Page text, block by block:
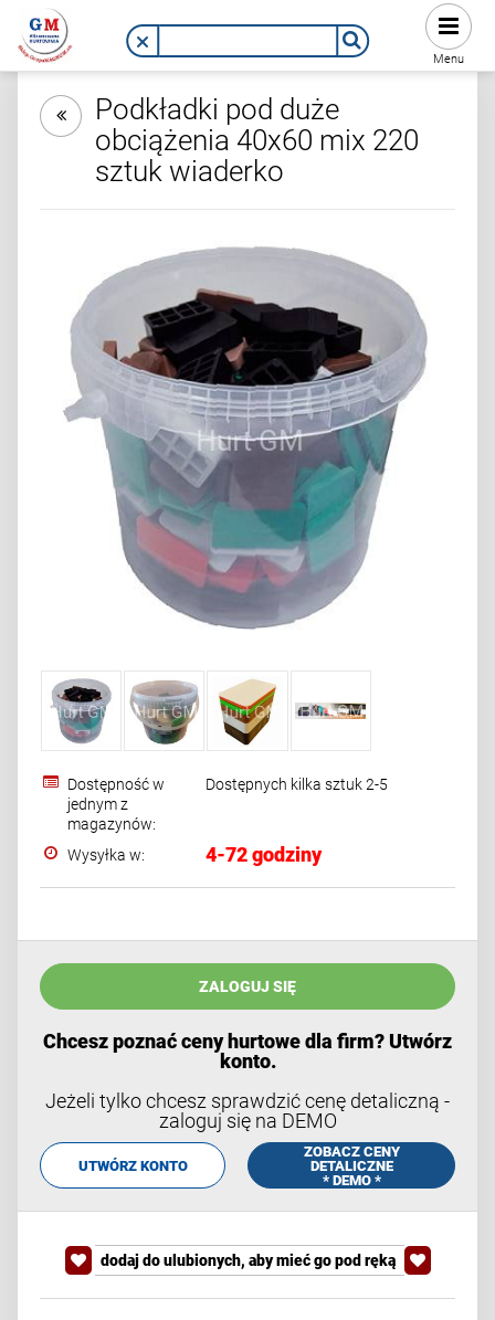
Menu
Podkładki pod duże
obciążenia 40x60 mix 220
sztuk wiaderko
Dostępność w
jednym z
magazynów:
Dostępnych kilka sztuk 2-5
Wysyłka w: 4-72 godziny
ZALOGUJ SIĘ
Chcesz poznać ceny hurtowe dla firm? Utwórz
konto.
Jeżeli tylko chcesz sprawdzić cenę detaliczną -
zaloguj się na DEMO
UTWÓRZ KONTO
ZOBACZ CENY
DETALICZNE
* DEMO *
dodaj do ulubionych, aby mieć go pod ręką